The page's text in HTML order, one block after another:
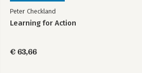
Peter Checkland
Learning for Action
€ 63,66